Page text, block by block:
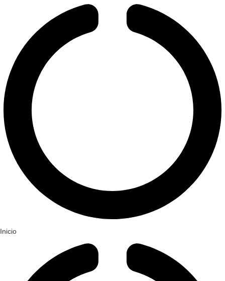
Inicio